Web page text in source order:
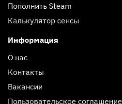
Пополнить Steam
Калькулятор сенсы
Информация
О нас
Контакты
Вакансии
Пользовательское соглашение